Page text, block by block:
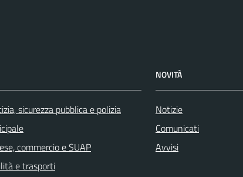
sicurezza pubblica e polizia
commercio e SUAP
e trasporti
NOVITÀ
Notizie
Comunicati
Avvisi